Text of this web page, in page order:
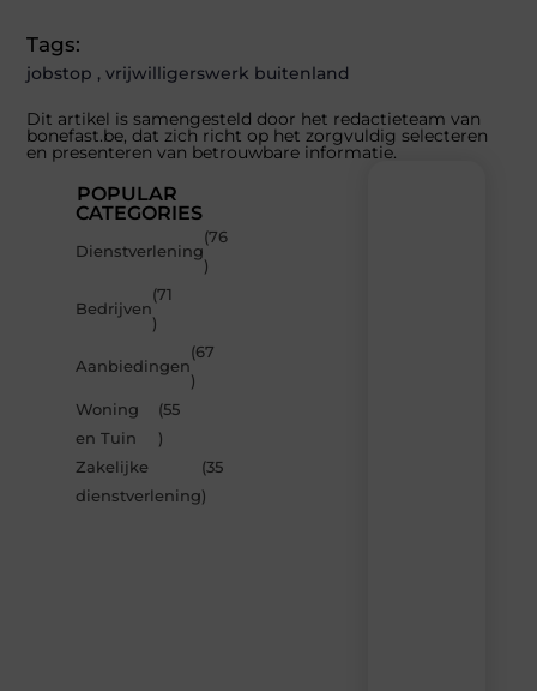
Tags:
jobstop ,vrijwilligerswerk buitenland
Dit artikel is samengesteld door het redactieteam van
bonefast.be, dat zich richt op het zorgvuldig selecteren
en presenteren van betrouwbare informatie.
POPULAR
CATEGORIES
Dienstverlening
(76
)
Bedrijven
(71
)
Aanbiedingen
(67
)
Woning
en Tuin
(55
)
Zakelijke
dienstverlening
(35
)